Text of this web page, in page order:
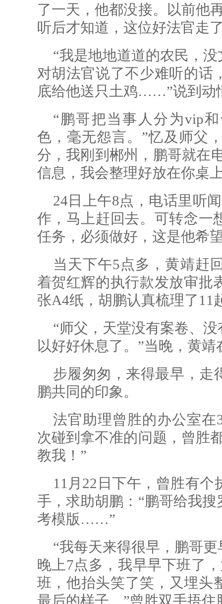
了一天，他都没接。以前他
听后才知道，这位好法官走
“我是地地道道的农民，
对胡法官说了不少难听的话
底给他送只土鸡……”说到动
“鹏哥把当事人分为vip
色，毫无怨言。”忆及师父
分，我刚到郴州，鹏哥就在
信息，我会整理好放在你桌
24日上午8点，电话里听
作，马上赶回去。可转念一
任务，必须做好，这是他希
当天下午5点多，黄靖赶
着贺红辉的执行款发放审批
张A4纸，胡鹏认真梳理了11
“师父，天堂没有案卷、
以好好休息了。”当晚，黄
步履匆匆，来得最早，走
鹏共同的印象。
法官助理曾胜的办公室在
次碰到拿不准的问题，曾胜
教我！”
11月22日下午，曾胜有
手，求助胡鹏：“鹏哥给我
考模版……”
“我每天来得很早，鹏哥
晚上7点多，我早早下班了
班，他抬头笑了笑，又埋
最后的样子。”曾胜双手捂